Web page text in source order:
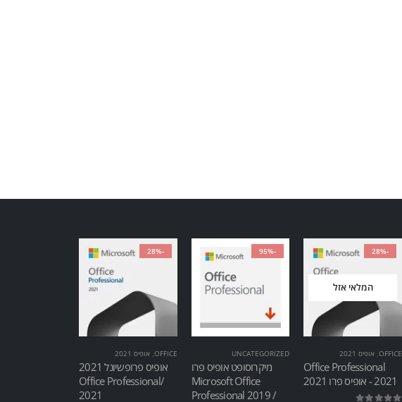
-28%
המלאי אזל
OFFICE
, אופיס 2021
Office Professional
2021 - אופיס פרו 2021
-95%
UNCATEGORIZED
מיקרוסופט אופיס פרו
Microsoft Office
Professional 2019 /
-28%
OFFICE
, אופיס 2021
אופיס פרופשיונל 2021
/Office Professional
2021